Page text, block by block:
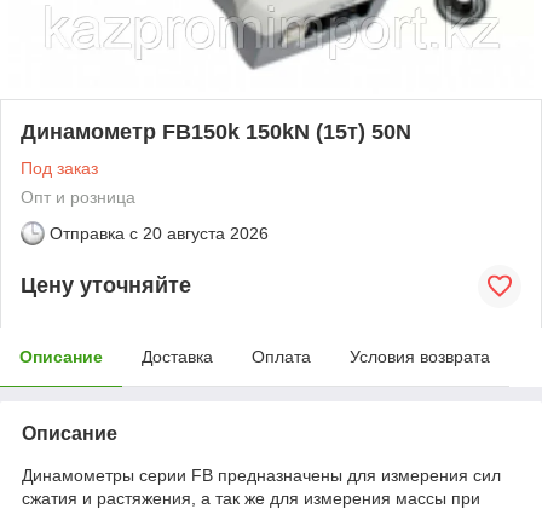
Динамометр FB150k 150kN (15т) 50N
Под заказ
Опт и розница
Отправка с 20 августа 2026
Цену уточняйте
Описание Доставка Оплата Условия возврата
Описание
Динамометры серии FB предназначены для измерения сил
сжатия и растяжения, а так же для измерения массы при